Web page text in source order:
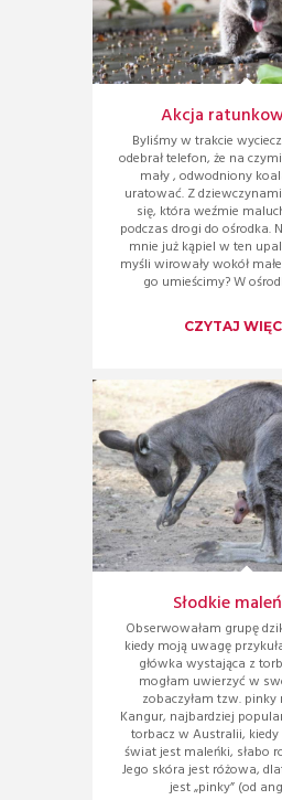
Akcja
Byliśmy w trakcie
odebrał telefon, że na
mały , odwodniony
uratować. Z
się, która weźmie
podczas drogi do ośrodka.
mnie już kąpiel w ten
myśli wirowały wokół
go umieścimy? W
CZYTAJ
Słodkie
Obserwowałam grupę
kiedy moją uwagę
główka wystająca z
mogłam uwierzyć w
zobaczyłam tzw.
Kangur, najbardziej
torbacz w Australii,
świat jest maleńki, słabo
Jego skóra jest różowa,
jest „pinky” (od